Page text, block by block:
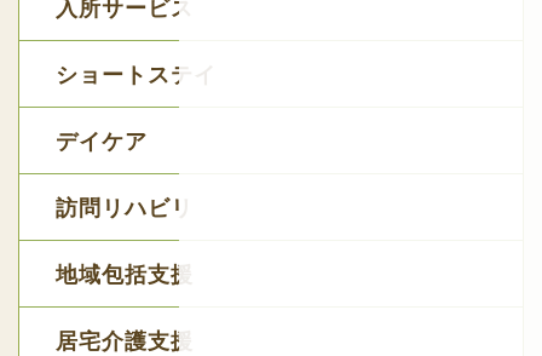
入所サービス
ショートステイ
デイケア
訪問リハビリ
地域包括支援
居宅介護支援